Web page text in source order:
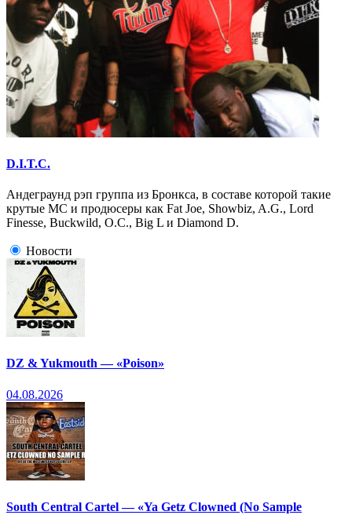
D.I.T.C.
Андеграунд рэп группа из Бронкса, в составе которой такие
крутые МС и продюсеры как Fat Joe, Showbiz, A.G., Lord
Finesse, Buckwild, O.C., Big L и Diamond D.
Новости
DZ & Yukmouth — «Poison»
04.08.2026
South Central Cartel — «Ya Getz Clowned (No Sample